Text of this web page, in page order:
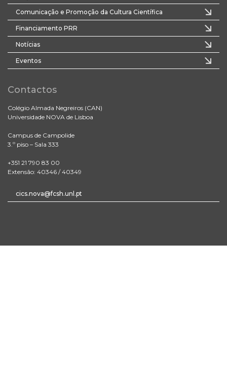
Comunicação e Promoção da Cultura Científica
Financiamento PRR
Notícias
Eventos
Contactos
Colégio Almada Negreiros (CAN)
Universidade NOVA de Lisboa
Campus de Campolide
3.º piso – Sala 333
+351 21 790 83 00
Extensão: 40346 / 40349
cics.nova@fcsh.unl.pt